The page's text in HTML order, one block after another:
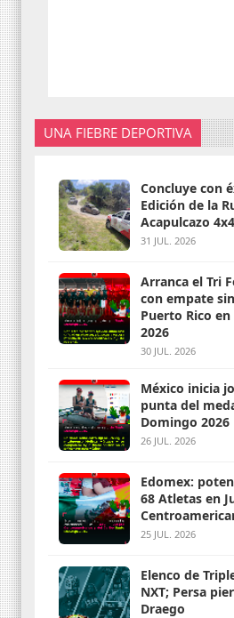
UNA FIEBRE DEPORTIVA
Concluye con
Edición de la
Acapulcazo
31 JUL. 2026
Arranca el Tri
con empate
Puerto Rico
2026
30 JUL. 2026
México inicia
punta del
Domingo 2026
26 JUL. 2026
Edomex:
68 Atletas en
25 JUL. 2026
Elenco de
NXT; Persa pierde máscara ante
Draego